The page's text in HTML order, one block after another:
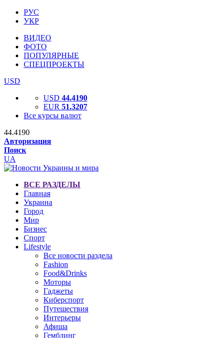
РУС
УКР
ВИДЕО
ФОТО
ПОПУЛЯРНЫЕ
СПЕЦПРОЕКТЫ
USD
USD 44.4190
EUR 51.3207
Все курсы валют
44.4190
Авторизация
Поиск
UA
ВСЕ РАЗДЕЛЫ
Главная
Украина
Город
Мир
Бизнес
Спорт
Lifestyle
Все новости раздела
Fashion
Food&Drinks
Моторы
Гаджеты
Киберспорт
Путешествия
Интерьеры
Афиша
Гемблинг